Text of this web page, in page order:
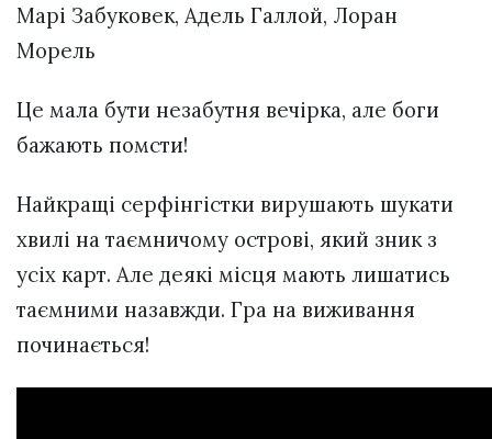
Марі Забуковек, Адель Галлой, Лоран
Морель
Це мала бути незабутня вечірка, але боги
бажають помсти!
Найкращі серфінгістки вирушають шукати
хвилі на таємничому острові, який зник з
усіх карт. Але деякі місця мають лишатись
таємними назавжди. Гра на виживання
починається!